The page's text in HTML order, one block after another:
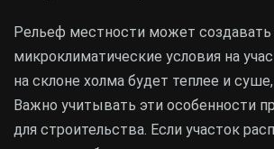
Рельеф местности может создавать
микроклиматические условия на
на склоне холма будет теплее и
Важно учитывать эти особенности
для строительства. Если участок